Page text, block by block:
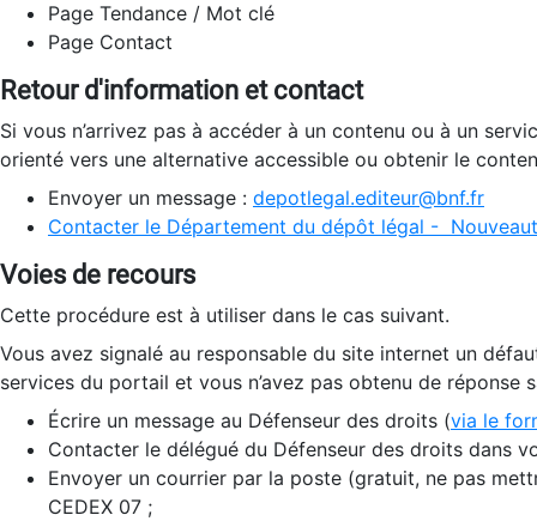
Page Tendance / Mot clé
Page Contact
Retour d'information et contact
Si vous n’arrivez pas à accéder à un contenu ou à un
orienté vers une alternative accessible ou obtenir le
Envoyer un message : depotlegal.editeur@bnf.fr
Contacter le Département du dépôt légal -
Voies de recours
Cette procédure est à utiliser dans le cas suivant.
Vous avez signalé au responsable du site internet un
services du portail et vous n’avez pas obtenu de réponse
Écrire un message au Défenseur des droits (via le
Contacter le délégué du Défenseur des droits dans
Envoyer un courrier par la poste (gratuit, ne pas
CEDEX 07 ;